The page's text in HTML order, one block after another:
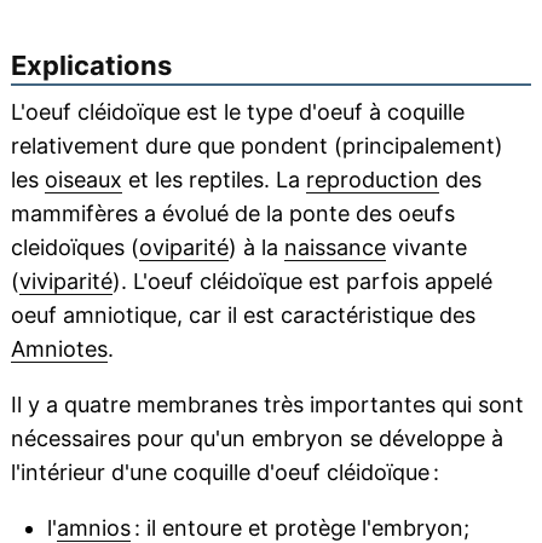
Explications
L'oeuf cléidoïque est le type d'oeuf à coquille
relativement dure que pondent (principalement)
les oiseaux et les reptiles. La reproduction des
mammifères a évolué de la ponte des oeufs
cleidoïques (oviparité) à la naissancevivante
(viviparité). L'oeuf cléidoïque est parfois appelé
oeuf amniotique, car il est caractéristique des
Amniotes.
Il y a quatre membranes très importantes qui sont
nécessaires pour qu'un embryon se développe à
l'intérieur d'une coquille d'oeuf cléidoïque :
l'amnios: il entoure et protège l'embryon;